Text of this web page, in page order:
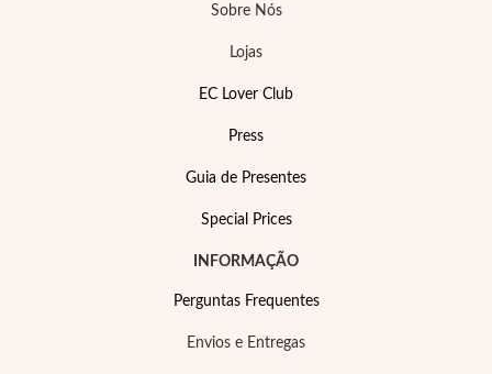
Joias de Festa
Sobre Nós
Lojas
EC Lover Club
Press
Guia de Presentes
Special Prices
INFORMAÇÃO
Perguntas Frequentes
Envios e Entregas